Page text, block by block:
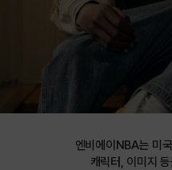
엔비에이NBA는 미
캐릭터, 이미지